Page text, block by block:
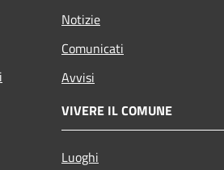
Notizie
Comunicati
Avvisi
VIVERE IL COMUNE
Luoghi